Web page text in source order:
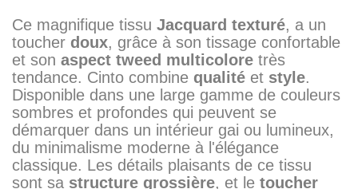
Ce magnifique tissu Jacquard texturé, a un
toucher doux, grâce à son tissage confortable
et son aspect tweed multicolore très
tendance. Cinto combine qualité et style.
Disponible dans une large gamme de couleurs
sombres et profondes qui peuvent se
démarquer dans un intérieur gai ou lumineux,
du minimalisme moderne à l'élégance
classique. Les détails plaisants de ce tissu
sont sa structure grossière, et le toucher